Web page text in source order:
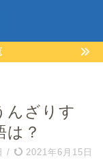
んざりす
は？
/ 2021年6月15日